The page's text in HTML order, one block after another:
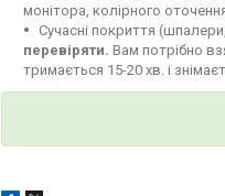
монітора, колірного
Сучасні покриття
перевіряти. Вам потрібно
тримається 15-20 хв. і